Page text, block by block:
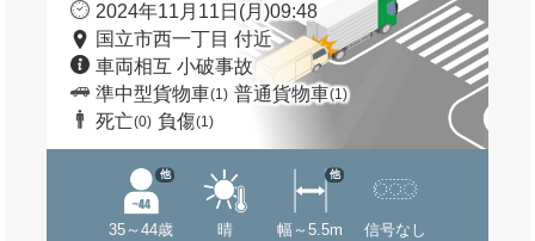
2024年11月11日(月)09:48
国立市西一丁目 付近
車両相互 小破事故
準中型貨物車(1) 普通貨物車(1)
死亡(0) 負傷(1)
35～44歳
他
晴 幅～5.5m
他
信号なし